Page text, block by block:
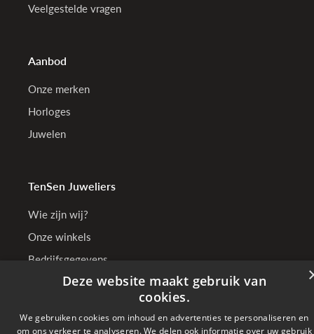
Veelgestelde vragen
Aanbod
Onze merken
Horloges
Juwelen
TenSen Juweliers
Wie zijn wij?
Onze winkels
Bedrijfsgegevens
Online betalen met
Deze website maakt gebruik van
cookies.
We gebruiken cookies om inhoud en advertenties te personaliseren en
om ons verkeer te analyseren. We delen ook informatie over uw gebruik